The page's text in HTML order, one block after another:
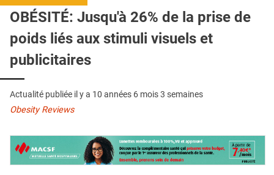
CRÉDITS
OBÉSITÉ: Jusqu'à 26% de la prise de
poids liés aux stimuli visuels et
publicitaires
Actualité publiée il y a 10 années 6 mois 3 semaines
Obesity Reviews